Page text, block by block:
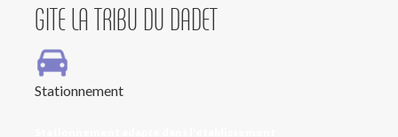
GITE LA TRIBU DU DADET
Stationnement